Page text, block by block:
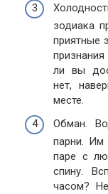
зодиака
приятные
ли вы
нет,
месте.
Обман.
парни. Им
паре с
спину.
часом?